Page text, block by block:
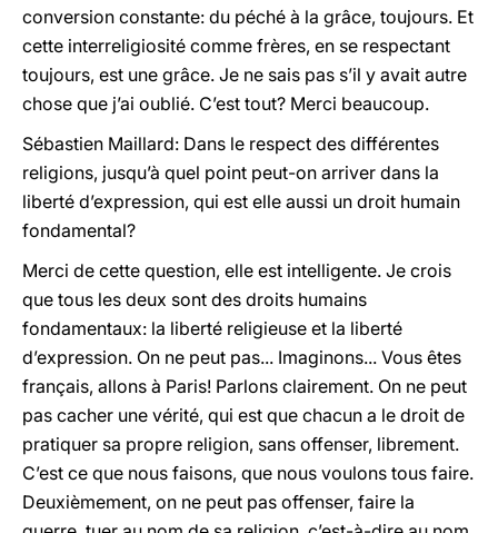
conversion constante: du péché à la grâce, toujours. Et
cette interreligiosité comme frères, en se respectant
toujours, est une grâce. Je ne sais pas s’il y avait autre
chose que j’ai oublié. C’est tout? Merci beaucoup.
Sébastien Maillard: Dans le respect des différentes
religions, jusqu’à quel point peut-on arriver dans la
liberté d’expression, qui est elle aussi un droit humain
fondamental?
Merci de cette question, elle est intelligente. Je crois
que tous les deux sont des droits humains
fondamentaux: la liberté religieuse et la liberté
d’expression. On ne peut pas... Imaginons... Vous êtes
français, allons à Paris! Parlons clairement. On ne peut
pas cacher une vérité, qui est que chacun a le droit de
pratiquer sa propre religion, sans offenser, librement.
C’est ce que nous faisons, que nous voulons tous faire.
Deuxièmement, on ne peut pas offenser, faire la